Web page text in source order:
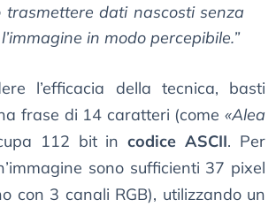
trasmettere dati nascosti senza
in modo percepibile.”
l’efficacia della tecnica, basti
frase di 14 caratteri (come «Alea
112 bit incodice ASCII. Per
sono sufficienti 37 pixel
con 3 canali RGB), utilizzando un